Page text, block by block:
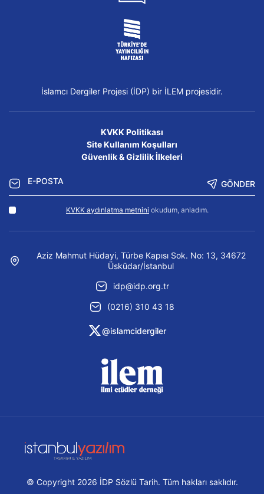
İslamcı Dergiler Projesi (İDP) bir İLEM projesidir.
KVKK Politikası
Site Kullanım Koşulları
Güvenlik & Gizlilik İlkeleri
GÖNDER
KVKK aydınlatma metnini okudum, anladım.
Aziz Mahmut Hüdayi, Türbe Kapısı Sok. No: 13, 34672
Üsküdar/İstanbul
idp@idp.org.tr
(0216) 310 43 18
@islamcidergiler
© Copyright 2026 İDP Sözlü Tarih. Tüm hakları saklıdır.